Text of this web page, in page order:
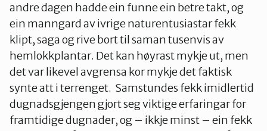
andre dagen hadde ein funne ein betre takt, og
ein manngard av ivrige naturentusiastar fekk
klipt, saga og rive bort til saman tusenvis av
hemlokkplantar. Det kan høyrast mykje ut, men
det var likevel avgrensa kor mykje det faktisk
synte att i terrenget. Samstundes fekk imidlertid
dugnadsgjengen gjort seg viktige erfaringar for
framtidige dugnader, og – ikkje minst – ein fekk